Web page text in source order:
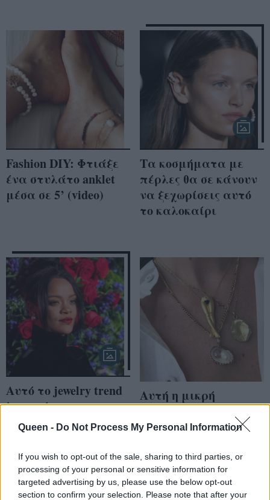
Queen - Do Not Process My Personal Information
If you wish to opt-out of the sale, sharing to third parties, or
processing of your personal or sensitive information for
targeted advertising by us, please use the below opt-out
section to confirm your selection. Please note that after your
Fashion DIY: Φτιάξε
ένα στυλάτο anklet
μέσα σε 5’ (video)
Τα κοσμήματα με
πέρλες θα σε κάνουν
να ξεχωρίσεις αυτό
το καλοκαίρι
Αυτό το jewelry trend
λατρεύουν οι
celebrities
Aυτή η μικρή
λεπτομέρεια στο
στυλ σου θα
σου σύνολο